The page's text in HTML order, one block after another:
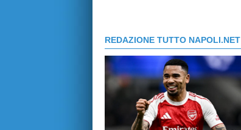
REDAZIONE TUTTO NAPOLI.NET